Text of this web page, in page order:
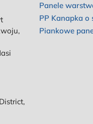
Panele
PP Kanapka
Piankowe